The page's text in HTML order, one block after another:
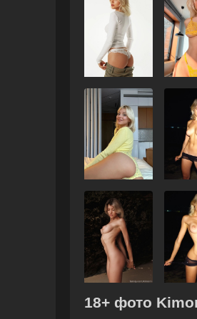
18+ фото